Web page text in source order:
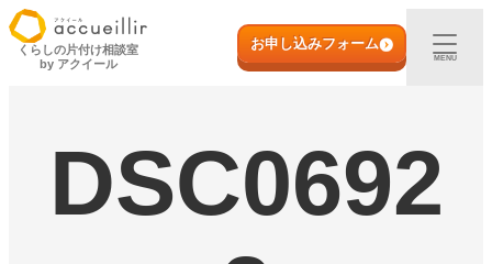
内
容
初めての方へ
宅配買取
くらしの片付け相談室
by アクイール
お申し込みフォーム
MENU
DSC0692